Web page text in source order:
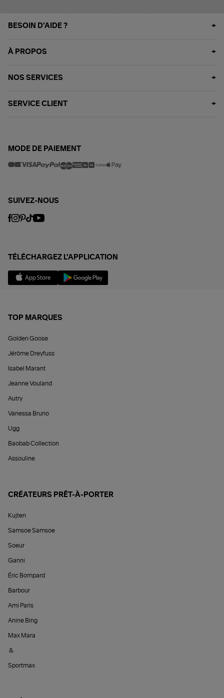
BESOIN D'AIDE ?
À PROPOS
NOS SERVICES
SERVICE CLIENT
MODE DE PAIEMENT
SUIVEZ-NOUS
TÉLÉCHARGEZ L'APPLICATION
TOP MARQUES
Golden Goose
Jérôme Dreyfuss
Isabel Marant
Jeanne Vouland
Autry
Vanessa Bruno
Ugg
Baobab Collection
Assouline
CRÉATEURS PRÊT-À-PORTER
Kujten
Samsoe Samsoe
Soeur
Ganni
Éric Bompard
Barbour
Ami Paris
Anine Bing
Max Mara
&
Sportmax